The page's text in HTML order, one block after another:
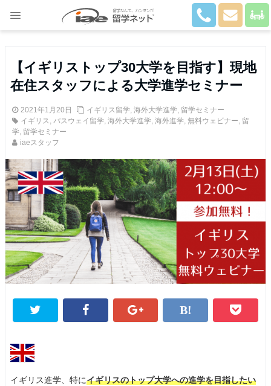
【イギリストップ30大学を目指す】現地
在住スタッフによる大学進学セミナー
2021年1月20日 イギリス留学, 海外大学進学, 留学セミナー
イギリス, パスウェイ留学, 海外大学進学, 海外進学, 無料ウェビナー, 留
学, 留学セミナー
iaeスタッフ
イギリス進学、特にイギリスのトップ大学への進学を目指したい